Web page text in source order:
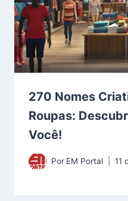
270 Nomes
Roupas:
Você!
Por EM Portal 11